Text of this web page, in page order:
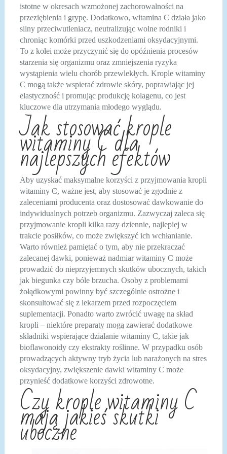
istotne w okresach wzmożonej zachorowalności na
przeziębienia i grypę. Dodatkowo, witamina C działa jako
silny przeciwutleniacz, neutralizując wolne rodniki i
chroniąc komórki przed uszkodzeniami oksydacyjnymi.
To z kolei może przyczynić się do opóźnienia procesów
starzenia się organizmu oraz zmniejszenia ryzyka
wystąpienia wielu chorób przewlekłych. Krople witaminy
C mogą także wspierać zdrowie skóry, poprawiając jej
elastyczność i promując produkcję kolagenu, co jest
kluczowe dla utrzymania młodego wyglądu.
Jak stosować krople
witaminy C dla
najlepszych efektów
Aby uzyskać maksymalne korzyści z przyjmowania kropli
witaminy C, ważne jest, aby stosować je zgodnie z
zaleceniami producenta oraz dostosować dawkowanie do
indywidualnych potrzeb organizmu. Zazwyczaj zaleca się
przyjmowanie kropli kilka razy dziennie, najlepiej w
trakcie posiłków, co może zwiększyć ich wchłanianie.
Warto również pamiętać o tym, aby nie przekraczać
zalecanej dawki, ponieważ nadmiar witaminy C może
prowadzić do nieprzyjemnych skutków ubocznych, takich
jak biegunka czy bóle brzucha. Osoby z problemami
żołądkowymi powinny być szczególnie ostrożne i
skonsultować się z lekarzem przed rozpoczęciem
suplementacji. Ponadto warto zwrócić uwagę na skład
kropli – niektóre preparaty mogą zawierać dodatkowe
składniki wspierające działanie witaminy C, takie jak
bioflawonoidy czy ekstrakty roślinne. W przypadku osób
prowadzących aktywny tryb życia lub narażonych na stres
oksydacyjny, zwiększenie dawki witaminy C może
przynieść dodatkowe korzyści zdrowotne.
Czy krople witaminy C
mają jakieś skutki
uboczne